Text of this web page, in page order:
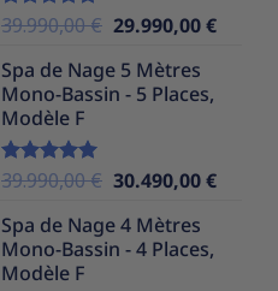
Note5.00
39.990,00€ Le
initial
était :
29.990,00€Le
Spa de Nage 5 Mètres
Mono-Bassin - 5 Places,
Modèle F
Note5.00
39.990,00€ Le
initial
était :
30.490,00€Le
Spa de Nage 4 Mètres
Mono-Bassin - 4 Places,
Modèle F